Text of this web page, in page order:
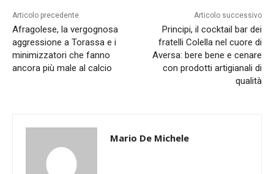
Articolo precedente
Afragolese, la vergognosa
aggressione a Torassa e i
minimizzatori che fanno
ancora più male al calcio
Articolo successivo
Principi, il cocktail bar dei
fratelli Colella nel cuore di
Aversa: bere bene e cenare
con prodotti artigianali di
qualità
Mario De Michele